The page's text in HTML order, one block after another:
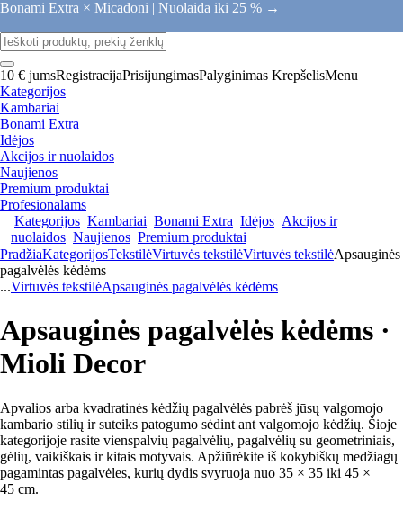
Bonami Extra × Micadoni | Nuolaida iki 25 % →
10 € jumsRegistracijaPrisijungimasPalyginimas KrepšelisMenu
Kategorijos
Kambariai
Bonami Extra
Idėjos
Akcijos ir nuolaidos
Naujienos
Premium produktai
Profesionalams
Kategorijos Kambariai Bonami Extra Idėjos Akcijos ir
nuolaidos Naujienos Premium produktai
PradžiaKategorijosTekstilėVirtuvės tekstilėVirtuvės tekstilėApsauginės
pagalvėlės kėdėms
...Virtuvės tekstilėApsauginės pagalvėlės kėdėms
Apsauginės pagalvėlės kėdėms ·
Mioli Decor
Apvalios arba kvadratinės kėdžių pagalvėlės pabrėš jūsų valgomojo
kambario stilių ir suteiks patogumo sėdint ant valgomojo kėdžių. Šioje
kategorijoje rasite vienspalvių pagalvėlių, pagalvėlių su geometriniais,
gėlių, vaikiškais ir kitais motyvais. Apžiūrėkite iš kokybiškų medžiagų
pagamintas pagalvėles, kurių dydis svyruoja nuo 35 × 35 iki 45 ×
45 cm.